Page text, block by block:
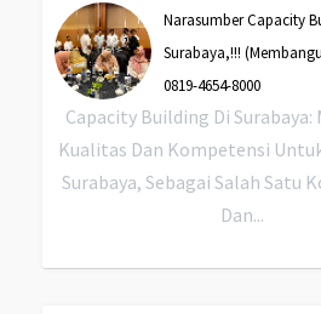
Narasumber Capacity
Surabaya,!!!
0819-4654-8000
Capacity Building Di Surabaya:
Kualitas Dan Kompetensi
Surabaya, Sebagai Salah Satu
Dan...